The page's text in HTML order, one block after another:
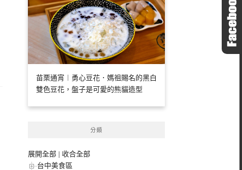
苗栗通宵︱勇心豆花．媽祖賜名的黑白
雙色豆花，盤子是可愛的熊貓造型
分類
展開全部
收合全部
台中美食區